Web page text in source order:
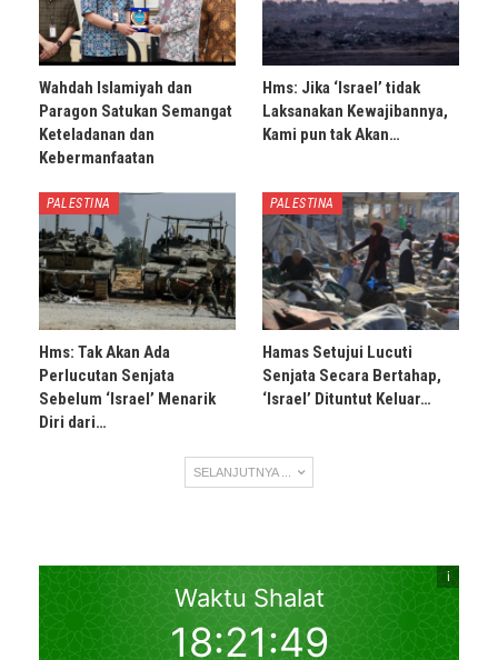
Wahdah Islamiyah dan
Paragon Satukan Semangat
Keteladanan dan
Kebermanfaatan
Hms: Jika ‘Israel’ tidak
Laksanakan Kewajibannya,
Kami pun tak Akan…
PALESTINA
Hms: Tak Akan Ada
Perlucutan Senjata
Sebelum ‘Israel’ Menarik
Diri dari…
PALESTINA
Hamas Setujui Lucuti
Senjata Secara Bertahap,
‘Israel’ Dituntut Keluar…
SELANJUTNYA ...